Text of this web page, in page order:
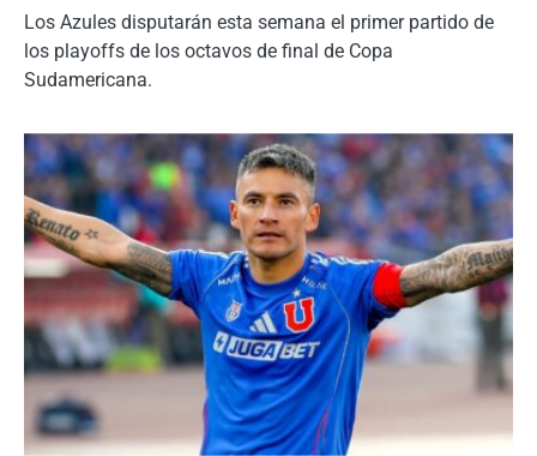
Los Azules disputarán esta semana el primer partido de
los playoffs de los octavos de final de Copa
Sudamericana.